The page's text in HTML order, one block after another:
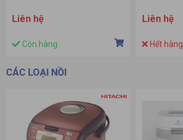
Liên hệ
Còn hàng
Liên hệ
Hết hàng
CÁC LOẠI NỒI